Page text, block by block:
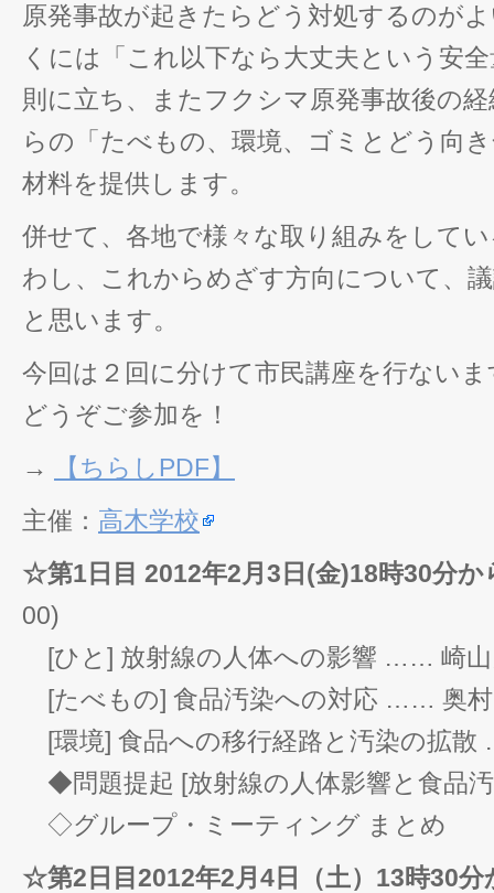
原発事故が起きたらどう対処するのが
くには「これ以下なら大丈夫という安
則に立ち、またフクシマ原発事故後の
らの「たべもの、環境、ゴミとどう向
材料を提供します。
併せて、各地で様々な取り組みをして
わし、これからめざす方向について、
と思います。
今回は２回に分けて市民講座を行ないま
どうぞご参加を！
→
【ちらしPDF】
主催： 高木学校
☆第1日目 2012年2月3日(金)18時30分
00)
[ひと] 放射線の人体への影響 …… 崎山
[たべもの] 食品汚染への対応 …… 奥
[環境] 食品への移行経路と汚染の拡
◆問題提起 [放射線の人体影響と食品
◇グループ・ミーティング まとめ
☆第2日目2012年2月4日（土）13時30分